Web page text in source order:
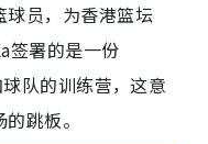
球员，为香港篮坛
签署的是一份
队的训练营，这意
跳板。